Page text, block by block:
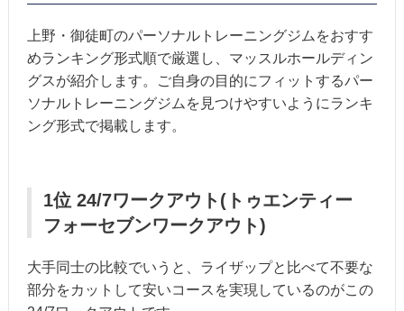
上野・御徒町のパーソナルトレーニングジムをおすす
めランキング形式順で厳選し、マッスルホールディン
グスが紹介します。ご自身の目的にフィットするパー
ソナルトレーニングジムを見つけやすいようにランキ
ング形式で掲載します。
1位 24/7ワークアウト(トゥエンティー
フォーセブンワークアウト)
大手同士の比較でいうと、ライザップと比べて不要な
部分をカットして安いコースを実現しているのがこの